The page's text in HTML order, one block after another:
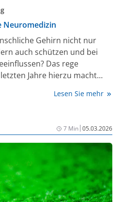
Neuromedizin
Gehirn nicht nur
auch schützen und bei
Das rege
Jahre hierzu macht
in der neurologischen
Lesen Sie mehr
7 Min|05.03.2026